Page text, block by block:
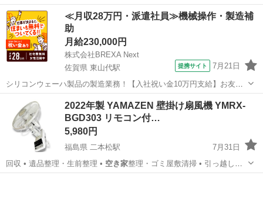
ポ…
福島 二本松市 二本松駅 生活家電 ハイアール
≪月収28万円・派遣社員≫機械操作・製造補
助
月給230,000円
株式会社BREXA Next
佐賀県 東山代駅
提携サイト 7月21日
シリコンウェーハ製品の製造業務！【入社祝い金10万円支給】お友達
やカップルとの応募OK◎年間休日129日＆休出なしでプライベート充
実♪業務はクリーンルームで快適作業◎自社正社員登用制度あり★1食
300円～の格安食堂あり！《佐...
東山代駅
2022年製 YAMAZEN 壁掛け扇風機 YMRX-
BGD303 リモコン付…
5,980円
福島県 二本松駅
7月31日
回収 • 遺品整理・生前整理 • 空き家整理・ゴミ屋敷清掃 • 引っ越しサ
ポ…